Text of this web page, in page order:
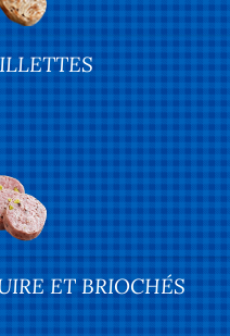
ET BRIOCHÉS